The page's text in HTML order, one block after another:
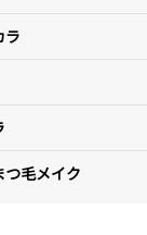
ラ
毛メイク